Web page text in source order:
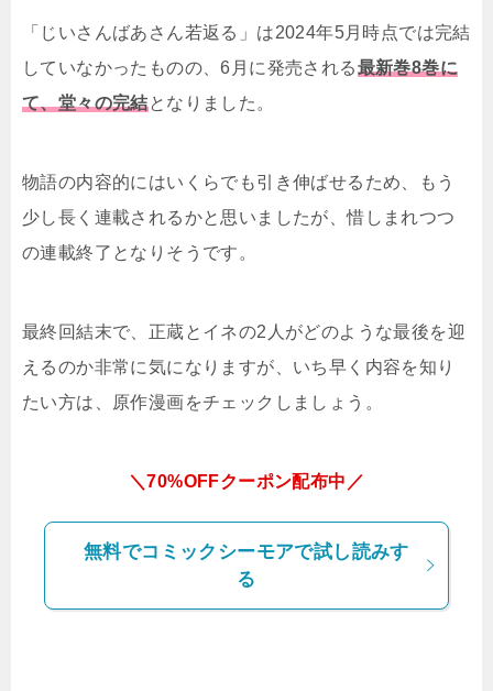
「じいさんばあさん若返る」は2024年5月時点では完結
していなかったものの、6月に発売される最新巻8巻に
て、堂々の完結となりました。
物語の内容的にはいくらでも引き伸ばせるため、もう
少し長く連載されるかと思いましたが、惜しまれつつ
の連載終了となりそうです。
最終回結末で、正蔵とイネの2人がどのような最後を迎
えるのか非常に気になりますが、いち早く内容を知り
たい方は、原作漫画をチェックしましょう。
＼70%OFFクーポン配布中／
無料でコミックシーモアで試し読みす
る